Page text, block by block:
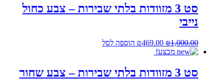
₪1,000.00.
₪469.00.
סט 3 מזוודות בלתי שבירות – צבע כחול
נייבי
₪1,000.00
המחיר
המקורי
₪1,000.00.
₪469.00
המחיר
₪469.00.
הוספה לסל
מבצע!
סט 3 מזוודות בלתי שבירות – צבע שחור